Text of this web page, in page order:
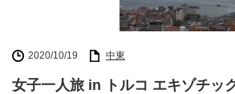
2020/10/19 中東
女子一人旅 in トルコ エキゾチッ